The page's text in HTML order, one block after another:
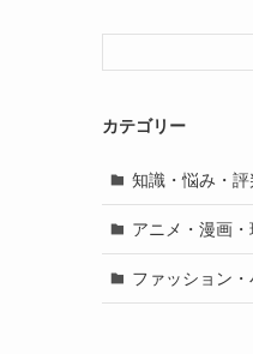
カテゴリー
知識・悩み・評
アニメ・漫画・
ファッション・